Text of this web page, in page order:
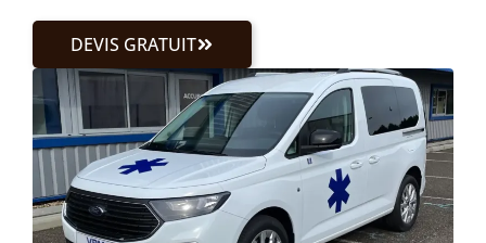
DEVIS GRATUIT